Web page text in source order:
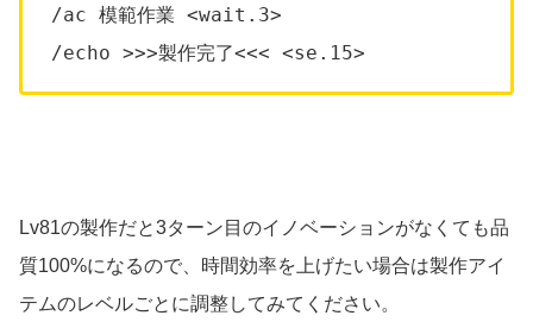
/ac 模範作業 <wait.3>
/echo >>>製作完了<<< <se.15>
Lv81の製作だと3ターン目のイノベーションがなくても品
質100%になるので、時間効率を上げたい場合は製作アイ
テムのレベルごとに調整してみてください。